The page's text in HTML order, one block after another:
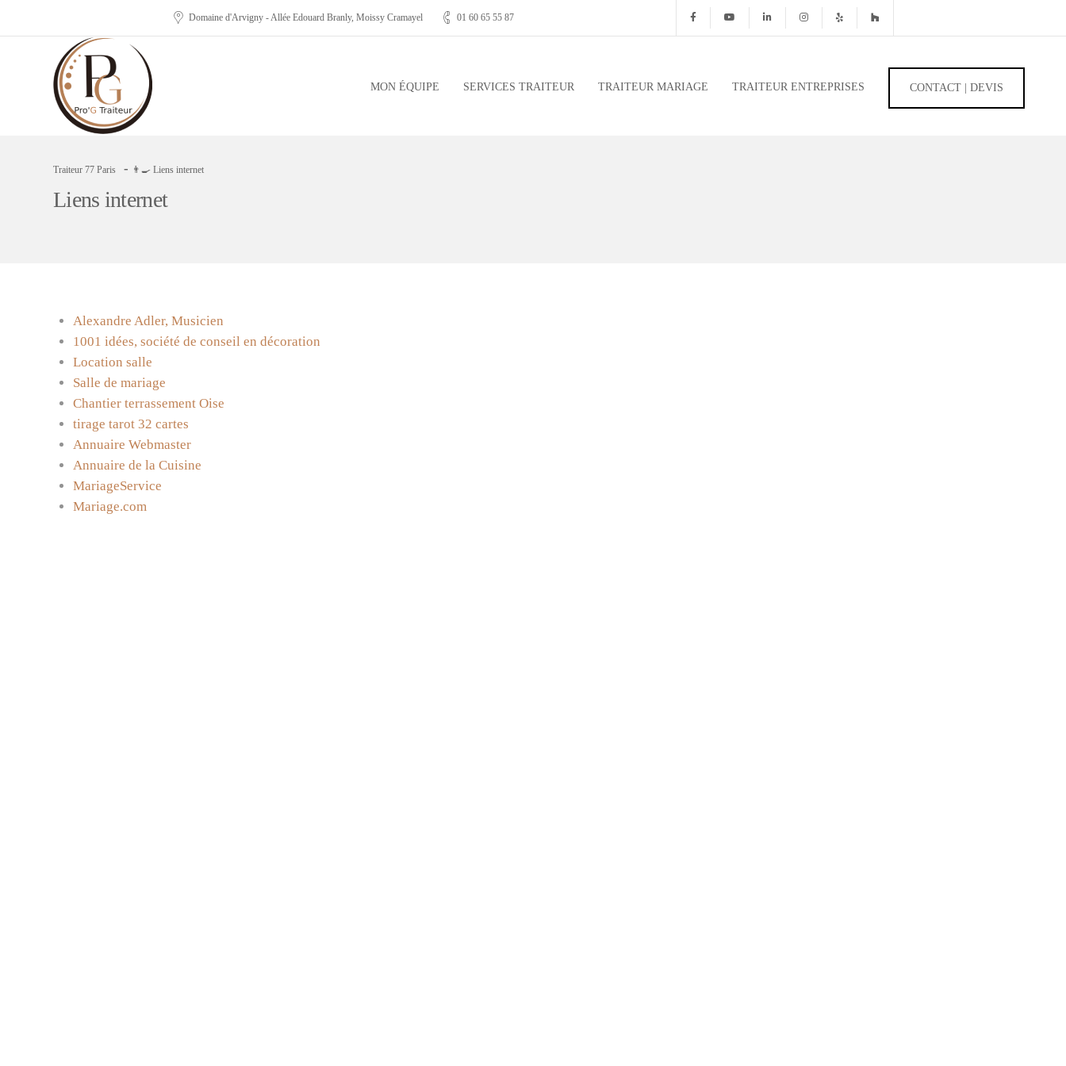
Domaine d'Arvigny - Allée Edouard Branly, Moissy Cramayel 01 60 65 55 87
MON ÉQUIPE SERVICES TRAITEUR TRAITEUR MARIAGE TRAITEUR ENTREPRISES CONTACT | DEVIS
Traiteur 77 Paris - 👨‍🍳 Liens internet
Liens internet
Alexandre Adler, Musicien
1001 idées, société de conseil en décoration
Location salle
Salle de mariage
Chantier terrassement Oise
tirage tarot 32 cartes
Annuaire Webmaster
Annuaire de la Cuisine
MariageService
Mariage.com